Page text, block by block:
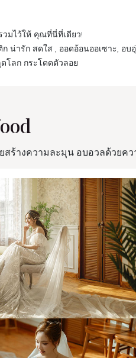
วมไว้ให้ คุณที่นี่ที่เดียว!
น่ารัก สดใส , ออดอ้อนออเซาะ, อบ
โลก กระโดดตัวลอย
ร้างความละมุน อบอวลด้วยคว